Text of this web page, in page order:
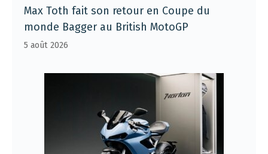
Max Toth fait son retour en Coupe du
monde Bagger au British MotoGP
5 août 2026